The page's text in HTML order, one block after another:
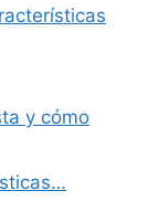
y cómo